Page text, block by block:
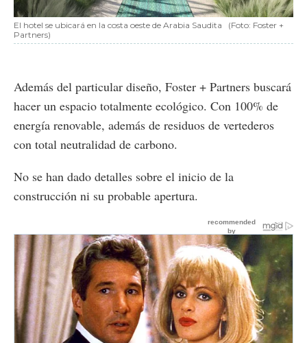
El hotel se ubicará en la costa oeste de Arabia Saudita
(Foto: Foster +
Partners)
Además del particular diseño, Foster + Partners buscará
hacer un espacio totalmente ecológico. Con 100% de
energía renovable, además de residuos de vertederos
con total neutralidad de carbono.
No se han dado detalles sobre el inicio de la
construcción ni su probable apertura.